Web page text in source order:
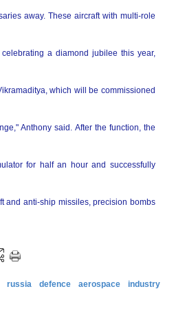
away. These aircraft with multi-role
a diamond jubilee this year,
which will be commissioned
Anthony said. After the function, the
for half an hour and successfully
and anti-ship missiles, precision bombs
russia defence aerospace
industry